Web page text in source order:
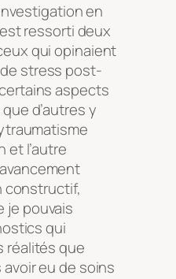
en
ressorti deux
qui opinaient
stress post-
aspects
d’autres y
et l’autre
constructif,
je pouvais
qui
réalités que
avoir eu de soins